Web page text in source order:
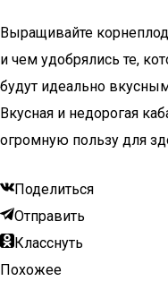
Выращивайте
и чем удобрялись те,
будут идеально
Вкусная и недорогая
огромную пользу для
Поделиться
Отправить
Класснуть
Похожее